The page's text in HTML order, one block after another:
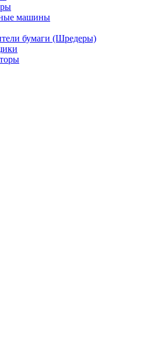
машины
бумаги (Шредеры)